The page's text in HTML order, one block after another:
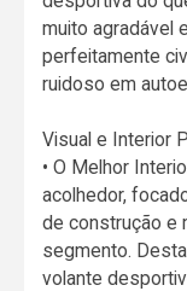
muito agradável
perfeitamente
ruidoso em
Visual e Interior
• O Melhor
acolhedor,
de construção e
segmento.
volante